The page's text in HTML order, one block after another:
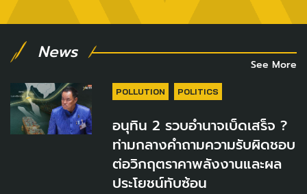
News
See More
POLLUTION POLITICS
อนุทิน 2 รวบอำนาจเบ็ดเสร็จ ?
ท่ามกลางคำถามความรับผิดชอบ
ต่อวิกฤตราคาพลังงานและผล
ประโยชน์ทับซ้อน